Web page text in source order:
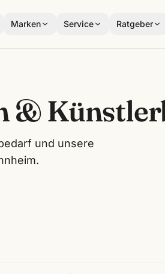
Marken Service Ratgeber
&
und unsere